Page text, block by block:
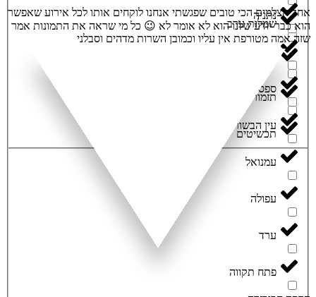
שמלות ערב
תזמורת
תכשיטים
נתניה
ספסופה
עין הבשור
עמנואל
עפולה
ערד
פתח תקווה
אחד הצלמים הכי טובים שפגשתי אנחנו לוקחים אותו לכל אירוע שאפשר
הוא כבר יודע שלנו הוא לא אומר לא 😉 כל מי שראה את התמונות אמר
שזה אמה מטורפת אין עליו וכמובן השרות מדהים וסבלני